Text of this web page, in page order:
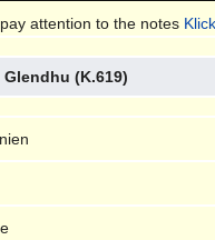
attention to the notes
Glendhu (K.619)